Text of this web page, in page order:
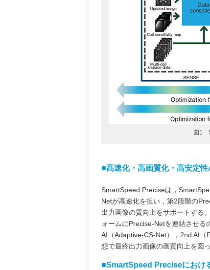
図1
■高速化・高画質化・高安定
SmartSpeed Preciseは，
Netが高速化を担い，第2段階の
出力画像の質向上をサポートする
ォームにPrecise-Netを連結させ
AI（Adaptive-CS-Net），2nd AI
想で最終出力画像の画質向上を図
■SmartSpeed Preciseにおけ